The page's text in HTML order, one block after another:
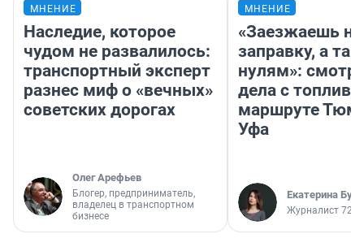
МНЕНИЕ
Наследие, которое
чудом не развалилось:
транспортный эксперт
разнес миф о «вечных»
советских дорогах
Олег Арефьев
Блогер, предприниматель,
владелец в транспортном
бизнесе
МНЕНИЕ
«Заезжаешь на
заправку, а
нулям»:
дела с
маршруте
Уфа
Екатерина
Журналист